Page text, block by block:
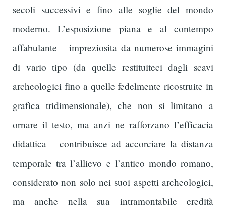
secoli successivi e fino alle soglie del mondo
moderno. L’esposizione piana e al contempo
affabulante – impreziosita da numerose immagini
di vario tipo (da quelle restituiteci dagli scavi
archeologici fino a quelle fedelmente ricostruite in
grafica tridimensionale), che non si limitano a
ornare il testo, ma anzi ne rafforzano l’efficacia
didattica – contribuisce ad accorciare la distanza
temporale tra l’allievo e l’antico mondo romano,
considerato non solo nei suoi aspetti archeologici,
ma anche nella sua intramontabile eredità